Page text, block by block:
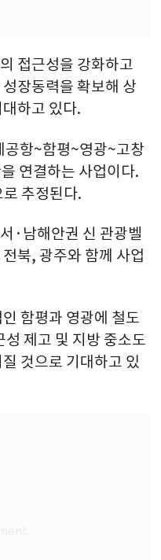
접근성을 강화하고
장동력을 확보해 상
하고 있다.
공항~함평~영광~고창
연결하는 사업이다.
추정된다.
·남해안권 신 관광벨
북, 광주와 함께 사업
함평과 영광에 철도
제고 및 지방 중소도
것으로 기대하고 있